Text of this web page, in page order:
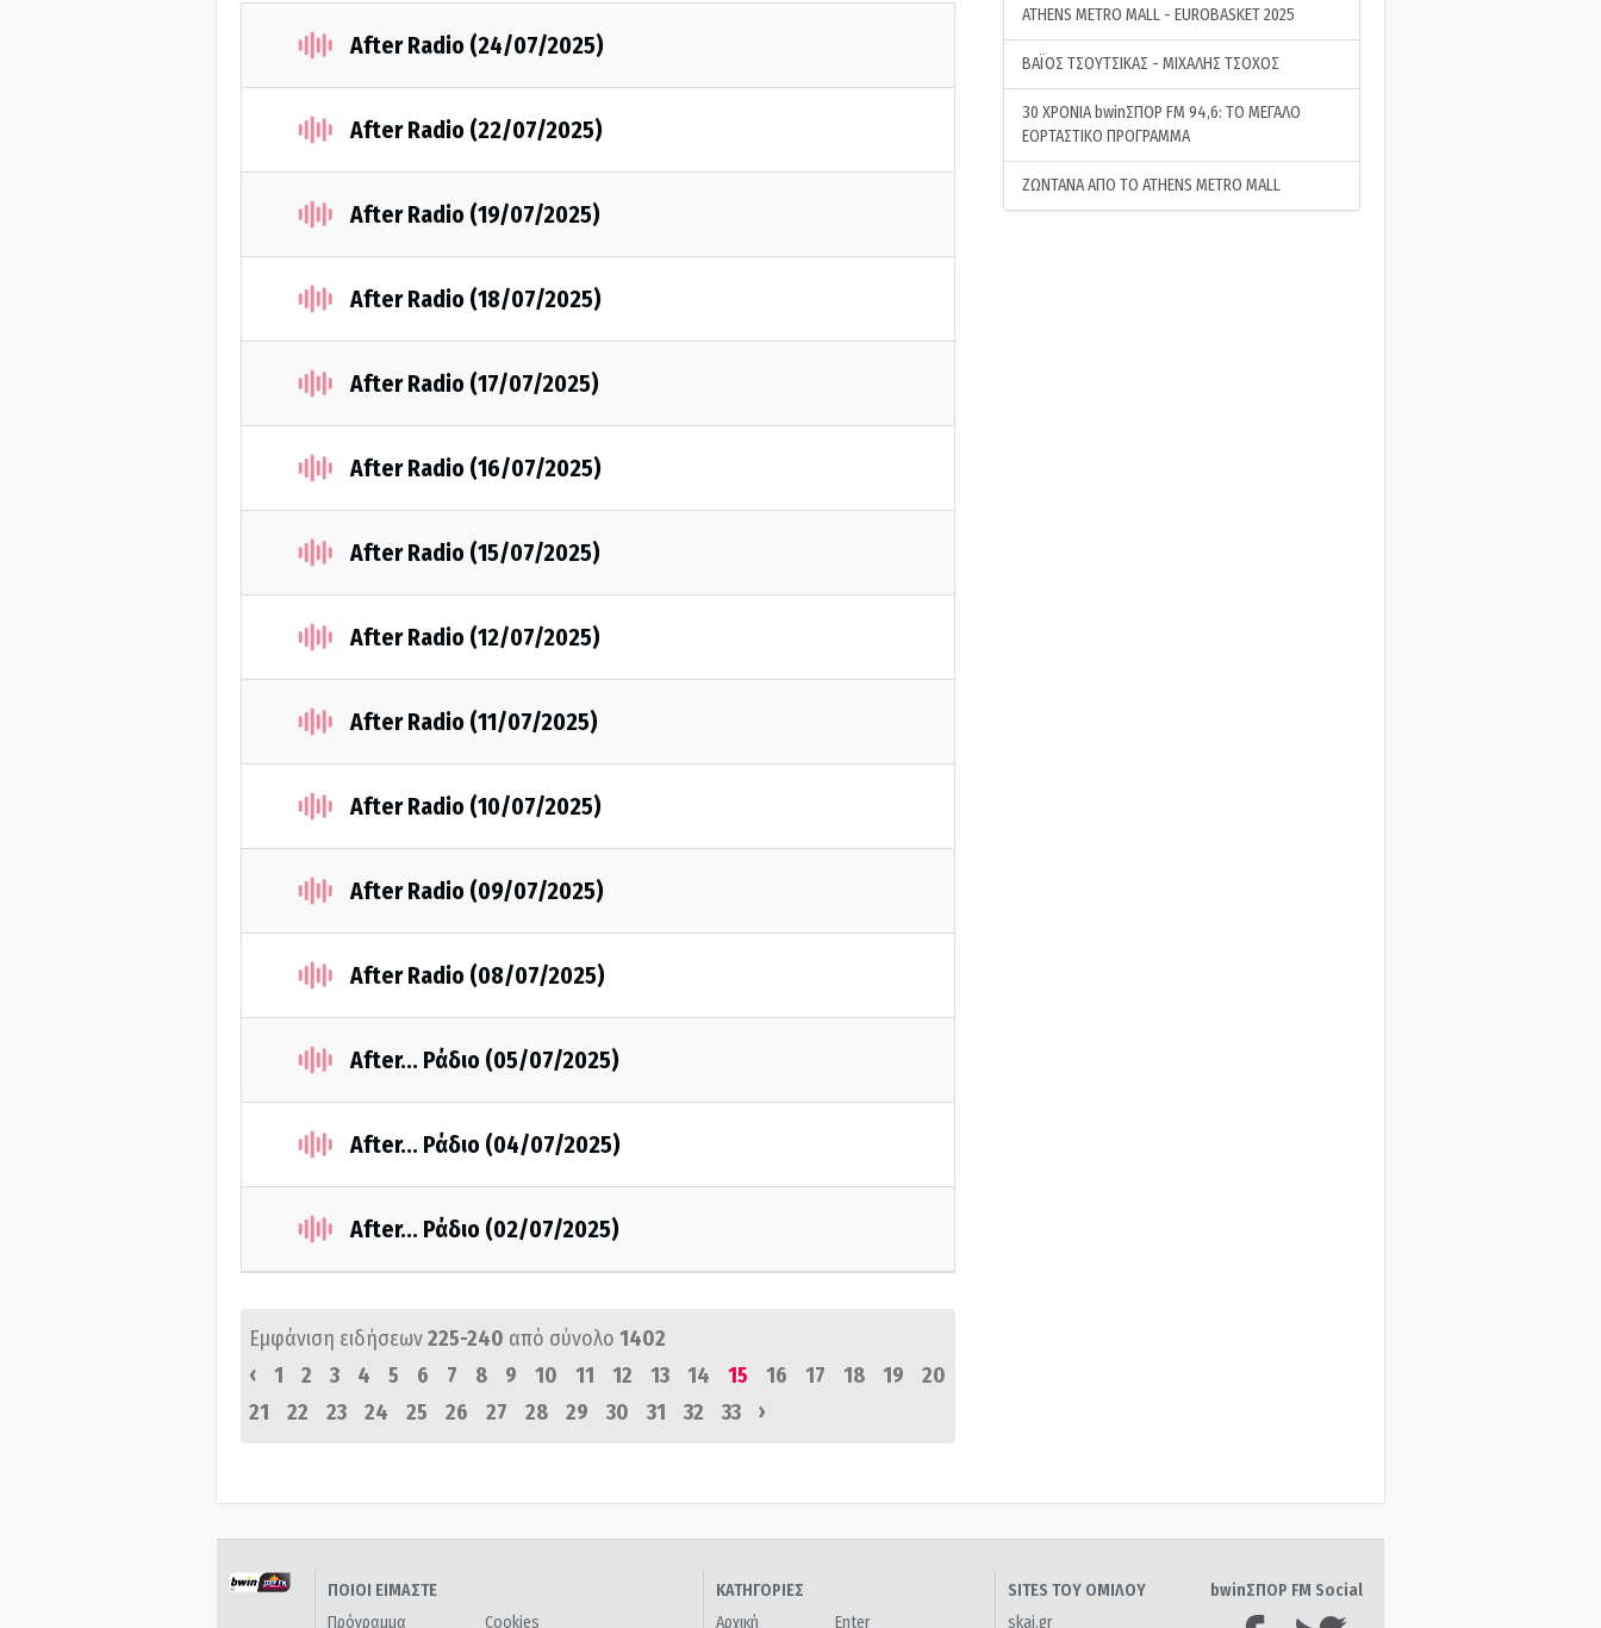
After Radio (24/07/2025)
After Radio (22/07/2025)
After Radio (19/07/2025)
After Radio (18/07/2025)
After Radio (17/07/2025)
After Radio (16/07/2025)
After Radio (15/07/2025)
After Radio (12/07/2025)
After Radio (11/07/2025)
After Radio (10/07/2025)
After Radio (09/07/2025)
After Radio (08/07/2025)
After... Ράδιο (05/07/2025)
After... Ράδιο (04/07/2025)
After... Ράδιο (02/07/2025)
Εμφάνιση ειδήσεων225-240 από σύνολο 1402
‹
1 2 3 4 5 6 7 8 9 10 11 12 13 14 15 16 17 18 19
20
21
22 23 24 25 26 27 28 29 30 31 32 33 ›
ATHENS METRO MALL - EUROBASKET 2025
ΒΑΪΟΣ ΤΣΟΥΤΣΙΚΑΣ - ΜΙΧΑΛΗΣ ΤΣΟΧΟΣ
30 ΧΡΟΝΙΑ bwinΣΠΟΡ FM 94,6: ΤΟ ΜΕΓΑΛΟ
ΕΟΡΤΑΣΤΙΚΟ ΠΡΟΓΡΑΜΜΑ
ΖΩΝΤΑΝΑ ΑΠΟ ΤΟ ATHENS METRO MALL
ΠΟΙΟΙ ΕΙΜΑΣΤΕ
Πρόγραμμα
Cookies
ΚΑΤΗΓΟΡΙΕΣ
Αρχική
Enter
SITES ΤΟΥ ΟΜΙΛΟΥ
skai.gr
bwinΣΠΟΡ FM Social